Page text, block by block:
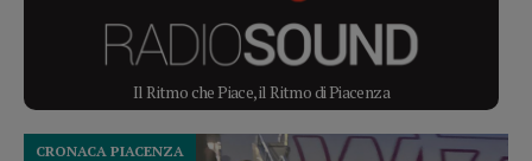
Il Ritmo che Piace, il Ritmo di Piacenza
CRONACA PIACENZA